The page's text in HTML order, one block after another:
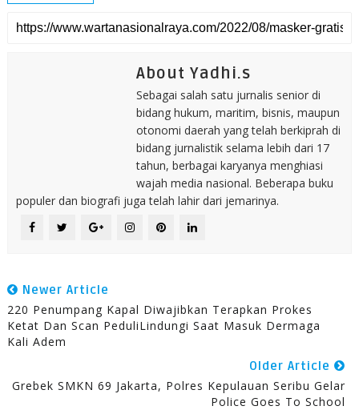
About Yadhi.s
Sebagai salah satu jurnalis senior di
bidang hukum, maritim, bisnis, maupun
otonomi daerah yang telah berkiprah di
bidang jurnalistik selama lebih dari 17
tahun, berbagai karyanya menghiasi
wajah media nasional. Beberapa buku
populer dan biografi juga telah lahir dari jemarinya.
Newer Article
220 Penumpang Kapal Diwajibkan Terapkan Prokes
Ketat Dan Scan PeduliLindungi Saat Masuk Dermaga
Kali Adem
Older Article
Grebek SMKN 69 Jakarta, Polres Kepulauan Seribu Gelar
Police Goes To School